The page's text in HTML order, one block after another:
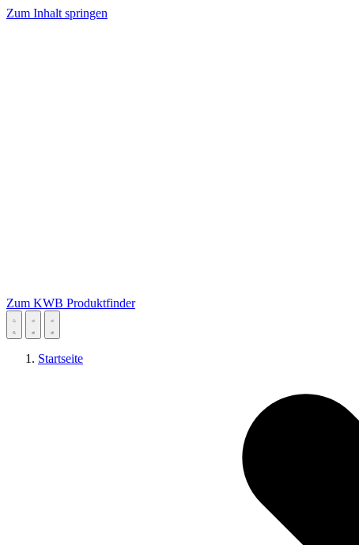
Zum Inhalt springen
Zum KWB Produktfinder
Startseite